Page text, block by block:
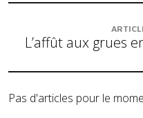
L’affût aux grues
Pas d'articles pour le